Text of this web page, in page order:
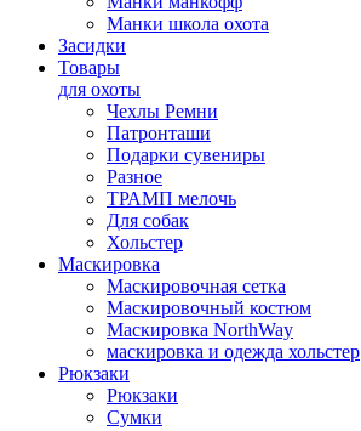
Манки школа охота
Засидки
Товары
для охоты
Чехлы Ремни
Патронташи
Подарки сувениры
Разное
ТРАМП мелочь
Для собак
Хольстер
Маскировка
Маскировочная сетка
Маскировочный костюм
Маскировка NorthWay
маскировка и одежда хольстер
Рюкзаки
Рюкзаки
Сумки